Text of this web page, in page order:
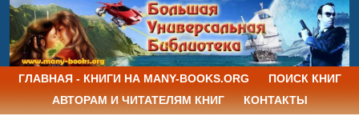
ГЛАВНАЯ - КНИГИ НА MANY-BOOKS.ORG
ПОИСК КНИГ
АВТОРАМ И ЧИТАТЕЛЯМ КНИГ
КОНТАКТЫ